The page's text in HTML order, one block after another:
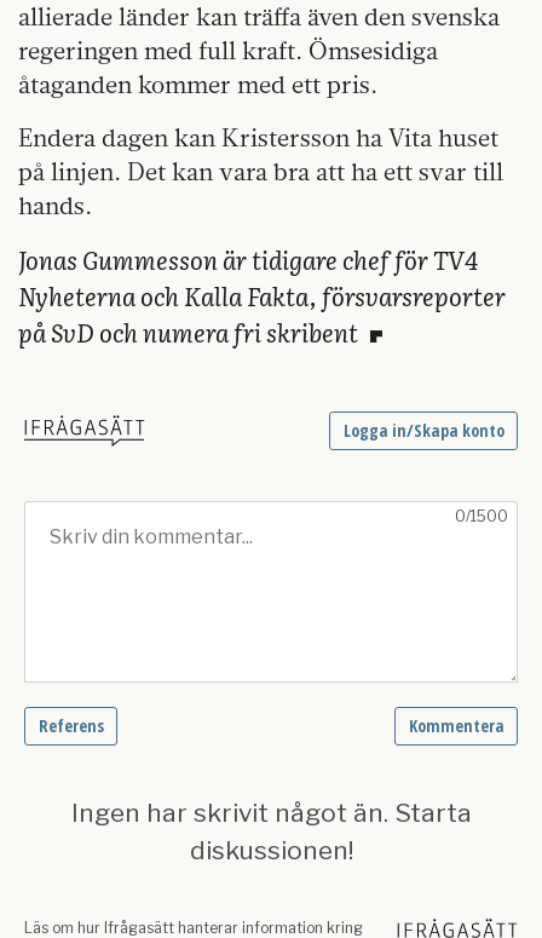
allierade länder kan träffa även den svenska
regeringen med full kraft. Ömsesidiga
åtaganden kommer med ett pris.
Endera dagen kan Kristersson ha Vita huset
på linjen. Det kan vara bra att ha ett svar till
hands.
Jonas Gummesson är tidigare chef för TV4
Nyheterna och Kalla Fakta, försvarsreporter
på SvD och numera fri skribent